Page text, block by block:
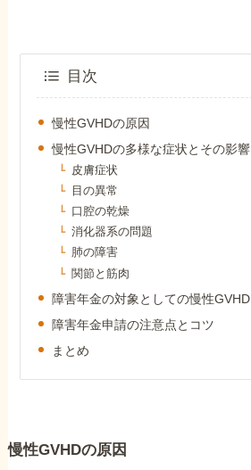
受給事例
Q&A・相談事例
障害年金コラム
お知らせ
目次
慢性GVHDの原因
慢性GVHDの多様な症状とその影響
皮膚症状
目の異常
口腔の乾燥
消化器系の問題
肺の障害
関節と筋肉
障害年金の対象としての慢性GVHD
障害年金申請の注意点とコツ
まとめ
慢性GVHDの原因